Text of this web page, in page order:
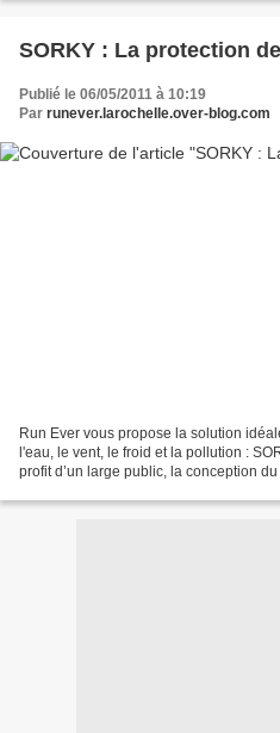
SORKY : La protection
Publié le 06/05/2011 à 10:19
Par runever.larochelle.over-blog.com
Run Ever vous propose la solution
l'eau, le vent, le froid et la pollution :
profit d’un large public, la conception